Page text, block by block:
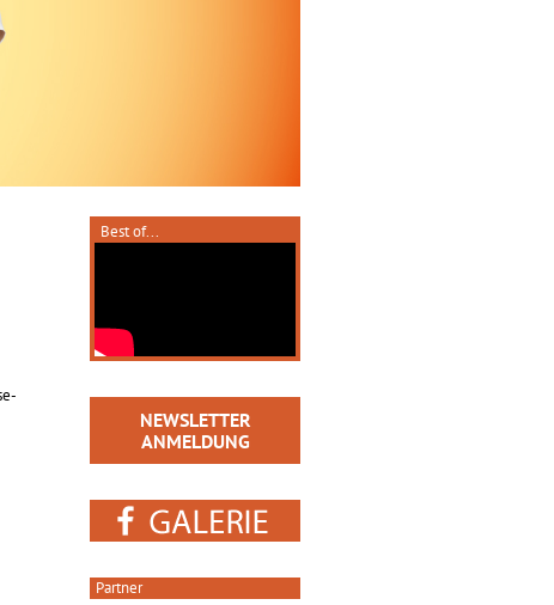
Best of...
NEWSLETTER
ANMELDUNG
Partner